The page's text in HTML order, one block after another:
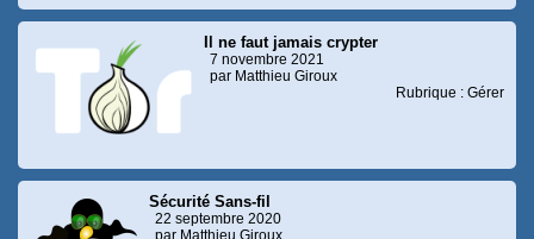
Il ne faut jamais crypter
7 novembre 2021
par Matthieu Giroux
Rubrique : Gérer
Sécurité Sans-fil
22 septembre 2020